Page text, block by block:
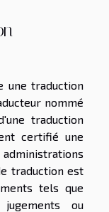
une traduction
nommé
traduction
certifié une
traduction est
tels que
ou